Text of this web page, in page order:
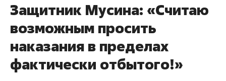
Защитник Мусина: «Считаю
возможным просить
наказания в пределах
фактически отбытого!»